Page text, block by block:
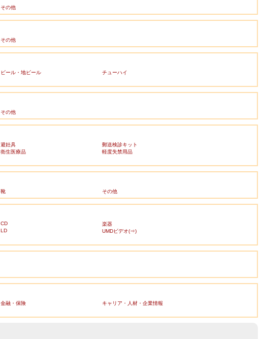
その他
その他
ビール・地ビール
チューハイ
その他
避妊具
郵送検診キット
衛生医療品
軽度失禁用品
靴 その他
CD
楽器
LD
UMDビデオ(⇒)
金融・保険
キャリア・人材・企業情報